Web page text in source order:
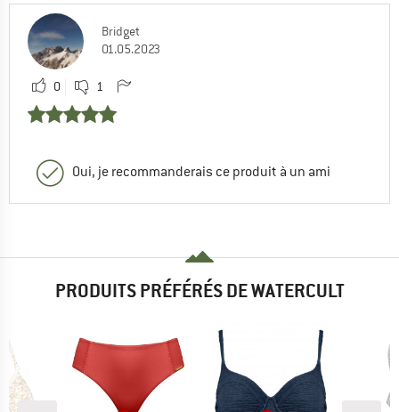
Bridget
01.05.2023
0 1
Oui, je recommanderais ce produit à un ami
PRODUITS PRÉFÉRÉS DE WATERCULT